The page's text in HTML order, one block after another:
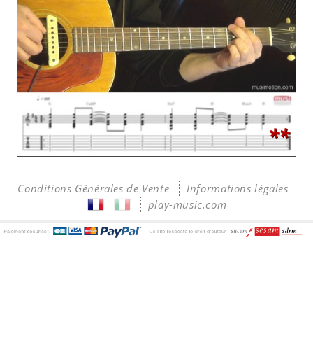
**
Conditions Générales de Vente
Informations légales
play-music.com